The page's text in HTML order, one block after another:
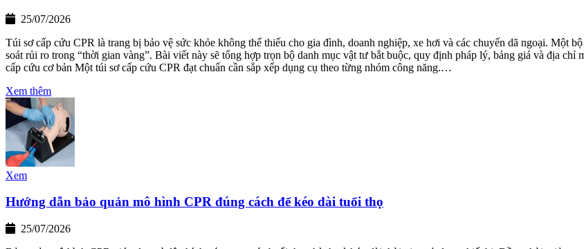
25/07/2026
Túi sơ cấp cứu CPR là trang bị bảo vệ sức khỏe không thể thiếu cho gia đình, doanh nghiệp, xe hơi và các chuyến dã ngoại. Một
soát rủi ro trong “thời gian vàng”. Bài viết này sẽ tổng hợp trọn bộ danh mục vật tư bắt buộc, quy định pháp lý, bảng giá và địa
cấp cứu cơ bản Một túi sơ cấp cứu CPR đạt chuẩn cần sắp xếp dụng cụ theo từng nhóm công năng.…
Xem thêm
Xem
Hướng dẫn bảo quản mô hình CPR đúng cách để kéo dài tuổi thọ
25/07/2026